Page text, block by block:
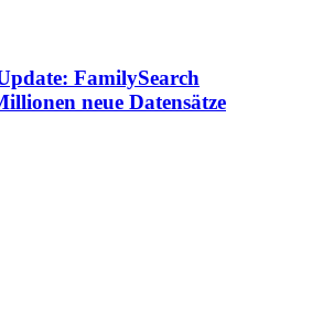
FamilySearch
neue Datensätze